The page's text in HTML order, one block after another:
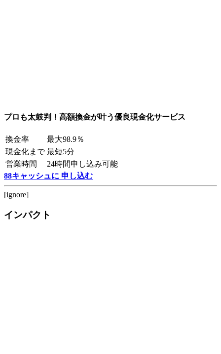
プロも太鼓判！高額換金が叶う優良現金化サービス
換金率
最大98.9％
現金化まで 最短5分
営業時間
24時間申し込み可能
88キャッシュに 申し込む
[ignore]
インパクト